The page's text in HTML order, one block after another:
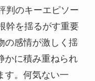
判のキーエピソー
幹を揺るがす重要
の感情が激しく揺
かに積み重ねられ
す。何気ない一